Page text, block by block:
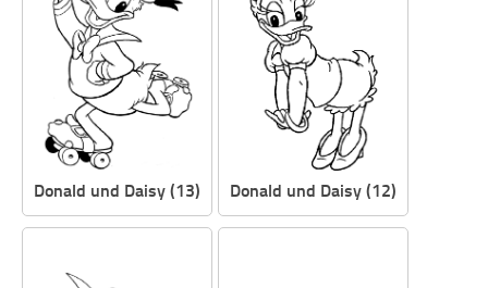
Donald und Daisy (13) Donald und Daisy (12)